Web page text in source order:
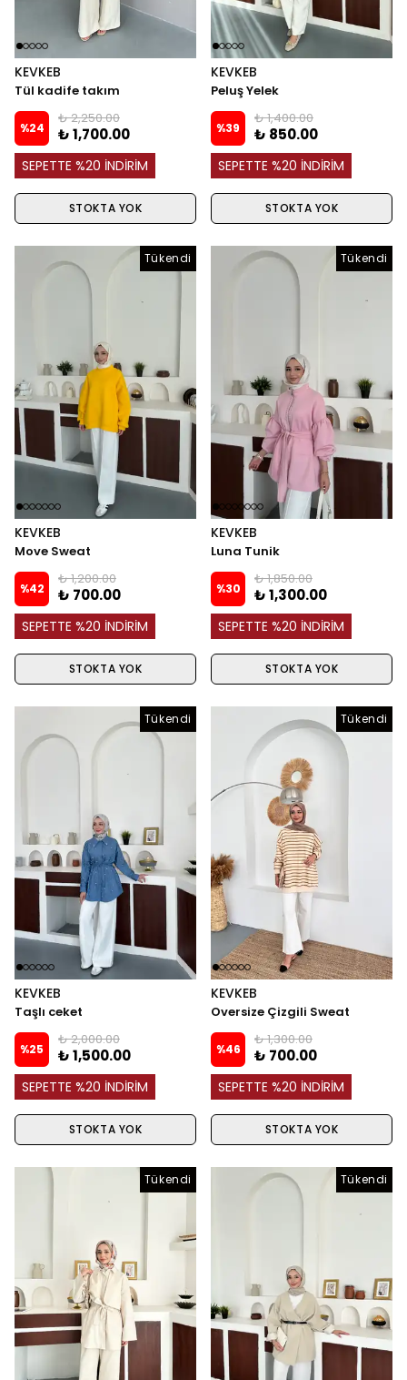
KEVKEB
Tül kadife takım
%24
₺ 2,250.00
₺ 1,700.00
SEPETTE %20 İNDİRİM
STOKTA YOK
KEVKEB
Peluş Yelek
%39
₺ 1,400.00
₺ 850.00
SEPETTE %20 İNDİRİM
STOKTA YOK
Tükendi Tükendi
KEVKEB
Move Sweat
%42
₺ 1,200.00
₺ 700.00
SEPETTE %20 İNDİRİM
STOKTA YOK
Tükendi
KEVKEB
Luna Tunik
%30
₺ 1,850.00
₺ 1,300.00
SEPETTE %20 İNDİRİM
STOKTA YOK
Tükendi Tükendi
KEVKEB
Taşlı ceket
%25
₺ 2,000.00
₺ 1,500.00
SEPETTE %20 İNDİRİM
STOKTA YOK
Tükendi
KEVKEB
Oversize Çizgili Sweat
%46
₺ 1,300.00
₺ 700.00
SEPETTE %20 İNDİRİM
STOKTA YOK
Tükendi Tükendi
Tükendi